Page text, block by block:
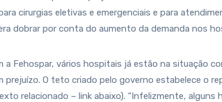
cirurgias eletivas e emergenciais e para
dobrar por conta do aumento da demanda nos
a Fehospar, vários hospitais já estão na situação
prejuízo. O teto criado pelo governo estabelece o
relacionado – link abaixo). “Infelizmente,